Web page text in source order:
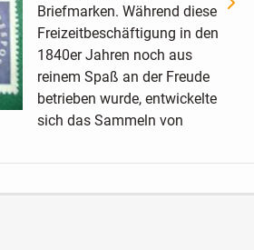
Briefmarken. Während diese
Freizeitbeschäftigung in den
1840er Jahren noch aus
reinem Spaß an der Freude
betrieben wurde, entwickelte
sich das Sammeln von